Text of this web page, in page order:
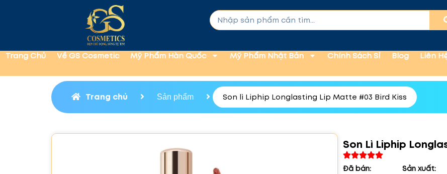
Trang Chủ Về GS Cosmetic Mỹ Phẩm Hàn Quốc Mỹ Phẩm Nhật Bản Chính Sách Sỉ Blog Liên
Trang chủ Sản phẩm Son lì Liphip Longlasting Lip Matte #03 Bird Kiss
Son Lì Liphip
Đã bán: Sản xuất: